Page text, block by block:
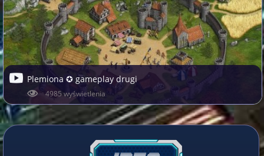
Plemiona ✪ gameplay drugi
4985 wyświetlenia